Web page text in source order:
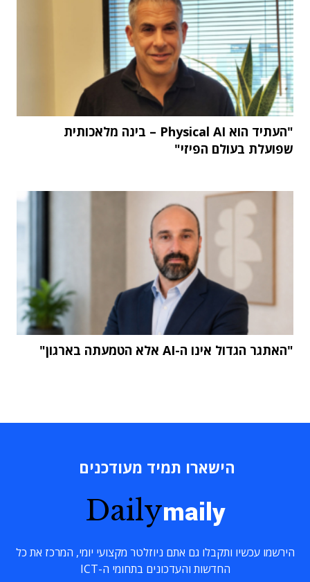
"העתיד הוא Physical AI – בינה מלאכותית
שפועלת בעולם הפיזי"
"האתגר הגדול אינו ה-AI אלא הטמעתה בארגון"
הישארו תמיד מעודכנים
Dailymaily
הירשמו עכשיו ותקבלו גם אתם ניוזלטר מקצועי יומי, המרכז את כל
החדשות והעדכונים בתחומי ה-ICT